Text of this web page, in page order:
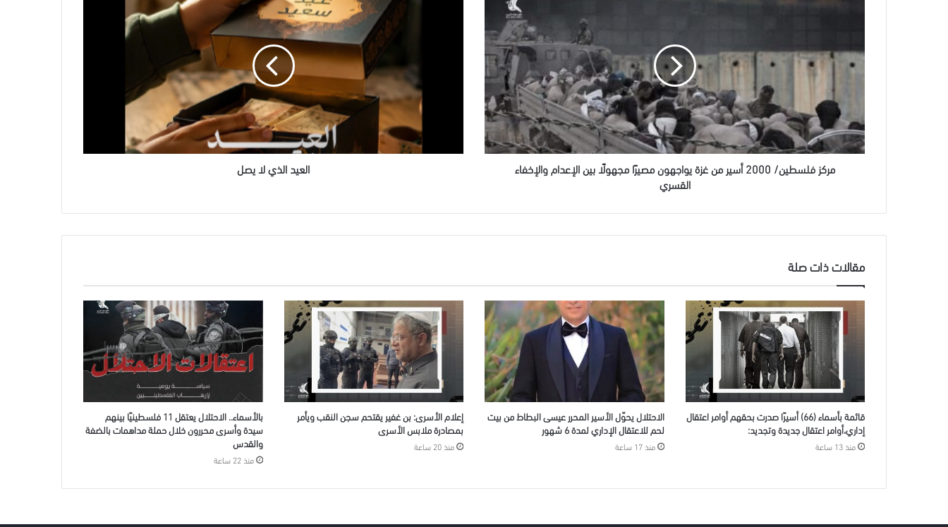
غزة
يواجهون
بين
الإعدام
والإخفاء
مركز فلسطين/ 2000 أسير من غزة يواجهون مصيرًا مجهولًا بين الإعدام والإخفاء
القسري
العيد الذي لا يصل
مقالات ذات صلة
قائمة بأسماء (66) أسيرًا صدرت بحقهم أوامر اعتقال
إداري،أوامر اعتقال جديدة وتجديد:
منذ 13 ساعة
الاحتلال يحوّل الأسير المحرر عيسى البطاط من بيت
لحم للاعتقال الإداري لمدة 6 شهور
منذ 17 ساعة
إعلام الأسرى: بن غفير يقتحم سجن النقب ويأمر
بمصادرة ملابس الأسرى
منذ 20 ساعة
بالأسماء.. الاحتلال يعتقل 11 فلسطينيًا بينهم
سيدة وأسرى محررون خلال حملة مداهمات بالضفة
والقدس
منذ 22 ساعة